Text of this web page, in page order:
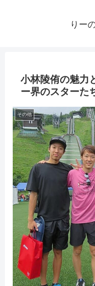
りー
小林陵侑の魅力
ー界のスターた
その他